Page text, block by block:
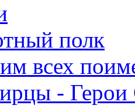
полк
всех
- Герои